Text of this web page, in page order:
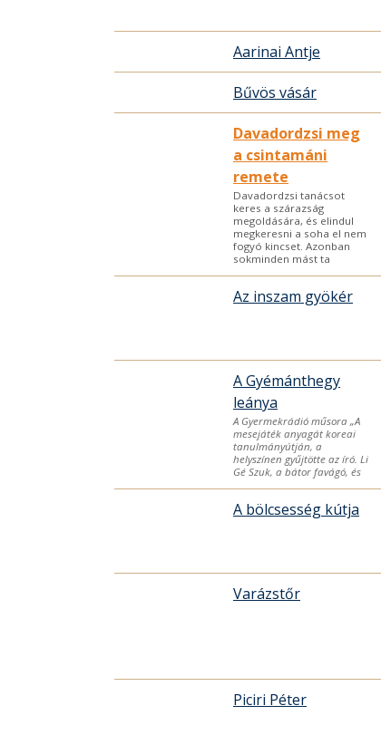
Aarinai Antje
Bűvös vásár
Davadordzsi meg
a csintamáni
remete
Davadordzsi tanácsot
keres a szárazság
megoldására, és elindul
megkeresni a soha el nem
fogyó kincset. Azonban
sokminden mást ta
Az inszam gyökér
A Gyémánthegy
leánya
A Gyermekrádió műsora „A
mesejáték anyagát koreai
tanulmányútján, a
helyszínen gyűjtötte az író. Li
Gé Szuk, a bátor favágó, és
A bölcsesség kútja
Varázstőr
Piciri Péter